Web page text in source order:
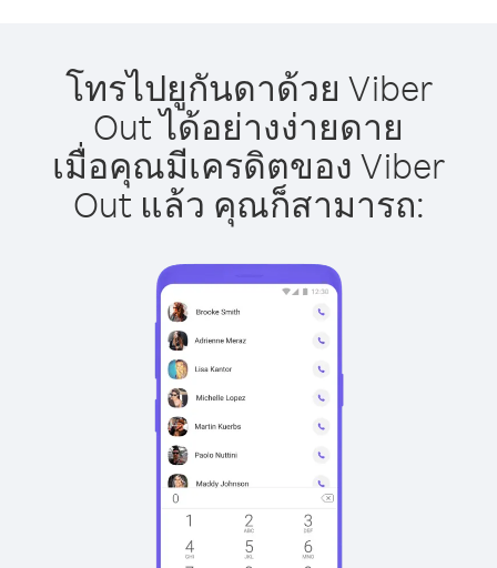
โทรไปยูกันดาด้วย Viber
Out ได้อย่างง่ายดาย
เมื่อคุณมีเครดิตของ Viber
Out แล้ว คุณก็สามารถ: